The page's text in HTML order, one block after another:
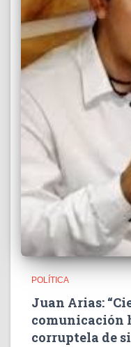
POLÍTICA
Juan Arias:
comunicación
corruptela de